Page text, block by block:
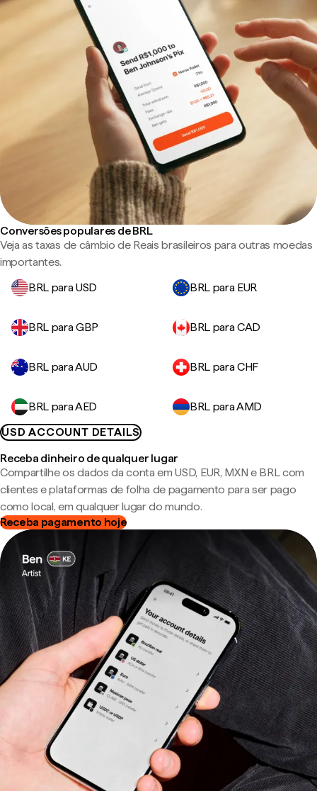
Conversões populares de BRL
Veja as taxas de câmbio de Reais brasileiros para outras moedas
importantes.
BRL para USD
BRL para EUR
BRL para GBP BRL para CAD
BRL para AUD BRL para CHF
BRL para AED
BRL para AMD
USD ACCOUNT DETAILS
Receba dinheiro de qualquer lugar
Compartilhe os dados da conta em USD, EUR, MXN e BRL com
clientes e plataformas de folha de pagamento para ser pago
como local, em qualquer lugar do mundo.
Receba pagamento hoje